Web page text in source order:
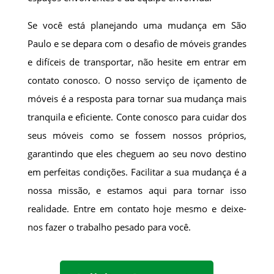
Se você está planejando uma mudança em São
Paulo e se depara com o desafio de móveis grandes
e difíceis de transportar, não hesite em entrar em
contato conosco. O nosso serviço de içamento de
móveis é a resposta para tornar sua mudança mais
tranquila e eficiente. Conte conosco para cuidar dos
seus móveis como se fossem nossos próprios,
garantindo que eles cheguem ao seu novo destino
em perfeitas condições. Facilitar a sua mudança é a
nossa missão, e estamos aqui para tornar isso
realidade. Entre em contato hoje mesmo e deixe-
nos fazer o trabalho pesado para você.